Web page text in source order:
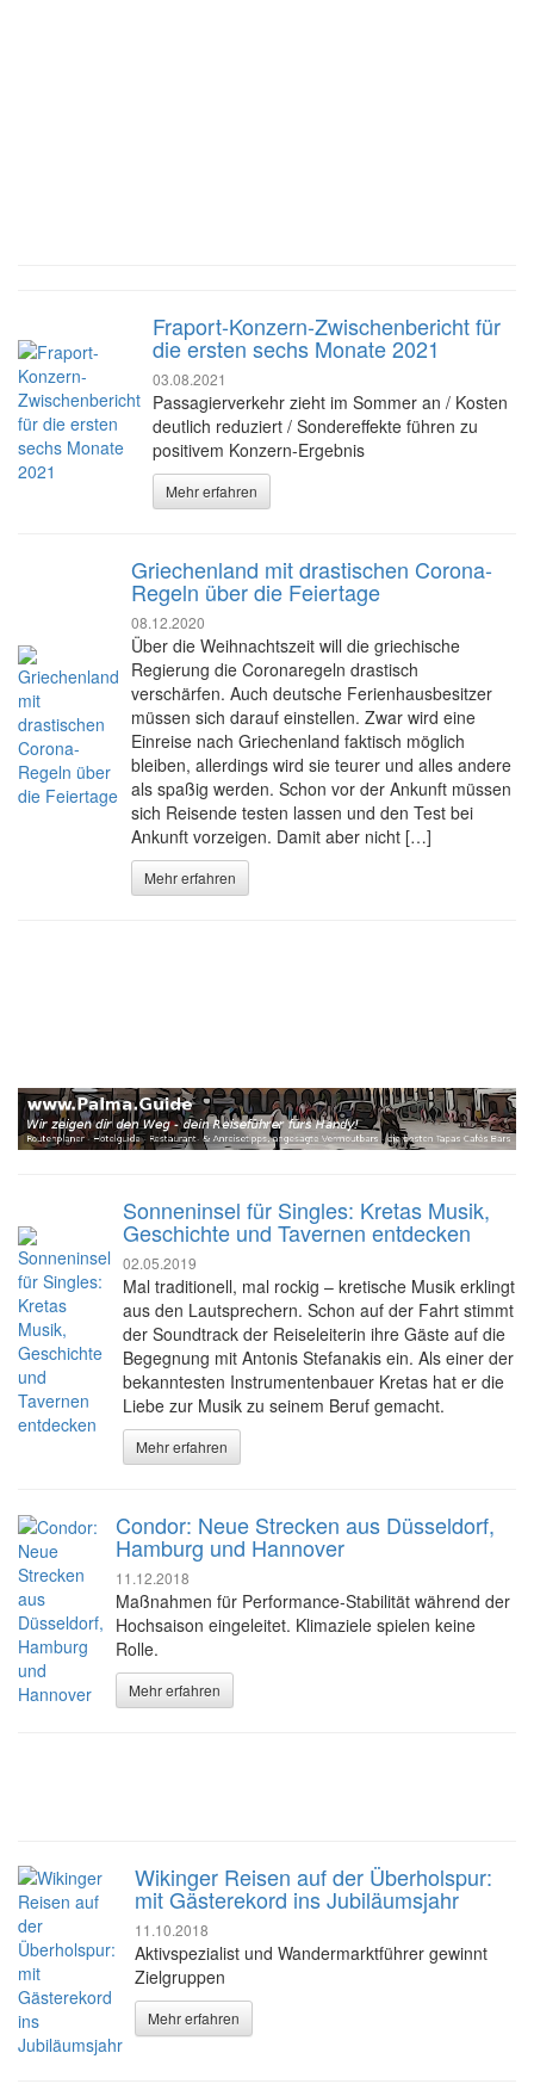
Fraport-Konzern-Zwischenbericht für
die ersten sechs Monate 2021
03.08.2021
Passagierverkehr zieht im Sommer an / Kosten
deutlich reduziert / Sondereffekte führen zu
positivem Konzern-Ergebnis
Mehr erfahren
Griechenland mit drastischen Corona-
Regeln über die Feiertage
08.12.2020
Über die Weihnachtszeit will die griechische
Regierung die Coronaregeln drastisch
verschärfen. Auch deutsche Ferienhausbesitzer
müssen sich darauf einstellen. Zwar wird eine
Einreise nach Griechenland faktisch möglich
bleiben, allerdings wird sie teurer und alles andere
als spaßig werden. Schon vor der Ankunft müssen
sich Reisende testen lassen und den Test bei
Ankunft vorzeigen. Damit aber nicht […]
Mehr erfahren
Sonneninsel für Singles: Kretas Musik,
Geschichte und Tavernen entdecken
02.05.2019
Mal traditionell, mal rockig – kretische Musik erklingt
aus den Lautsprechern. Schon auf der Fahrt stimmt
der Soundtrack der Reiseleiterin ihre Gäste auf die
Begegnung mit Antonis Stefanakis ein. Als einer der
bekanntesten Instrumentenbauer Kretas hat er die
Liebe zur Musik zu seinem Beruf gemacht.
Mehr erfahren
Condor: Neue Strecken aus Düsseldorf,
Hamburg und Hannover
11.12.2018
Maßnahmen für Performance-Stabilität während der
Hochsaison eingeleitet. Klimaziele spielen keine
Rolle.
Mehr erfahren
Wikinger Reisen auf der Überholspur:
mit Gästerekord ins Jubiläumsjahr
11.10.2018
Aktivspezialist und Wandermarktführer gewinnt
Zielgruppen
Mehr erfahren